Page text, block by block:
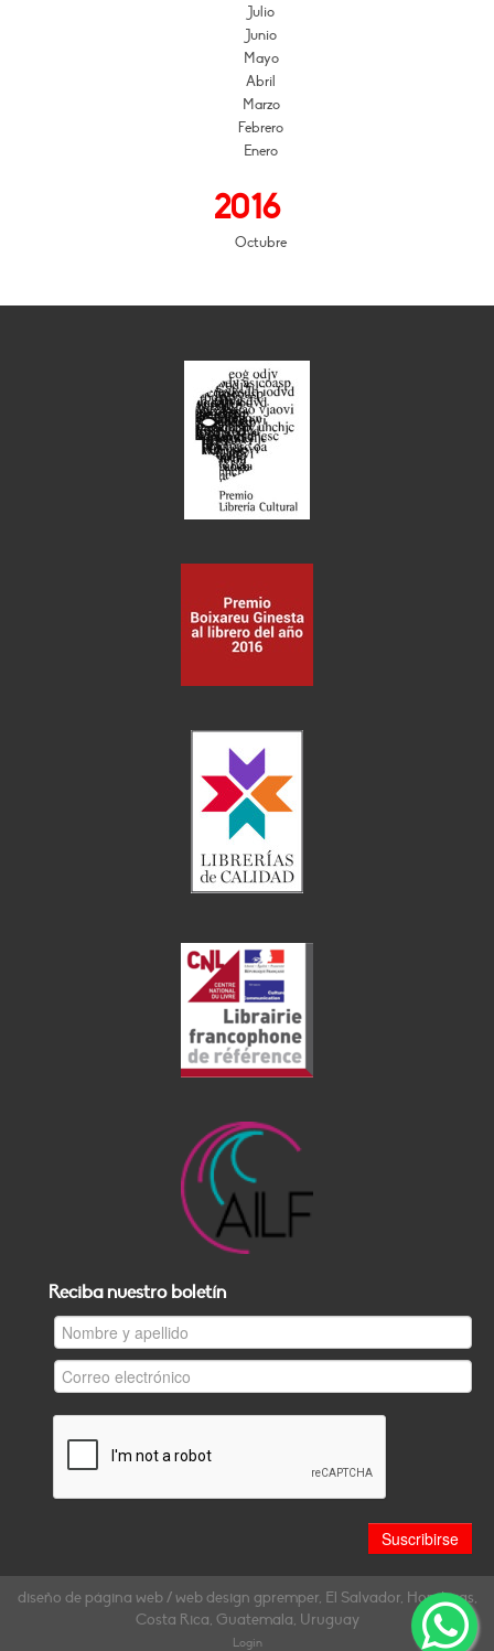
Julio
Junio
Mayo
Abril
Marzo
Febrero
Enero
2016
Octubre
Reciba nuestro boletín
diseño de página web / web design gpremper, El Salvador, Honduras,
Costa Rica, Guatemala, Uruguay
Login